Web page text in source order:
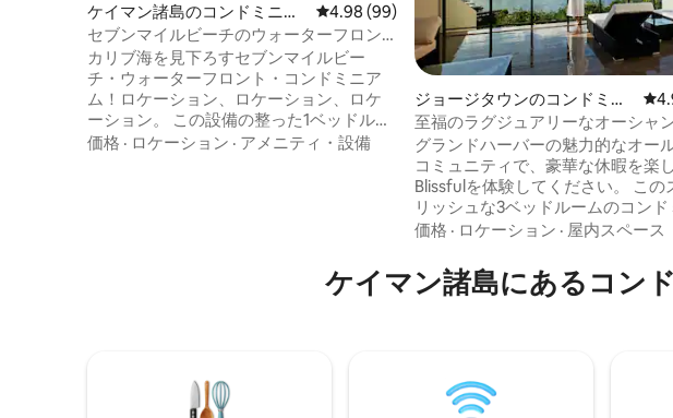
ケイマン諸島のコンドミニア
ム
レビュー99件、5つ星中4.98つ星の平均評価
4.98 (99)
セブンマイルビーチのウォーターフロン
トにある1ベッドのコンドミニアム。隠れ
た名所です！
カリブ海を見下ろすセブンマイルビー
チ・ウォーターフロント・コンドミニア
ム！ロケーション、ロケーション、ロケ
ーション。 この設備の整った1ベッドルー
ムのコンドミニアムに滞在することは、
んびり、シュノーケリング、スキューバ
ダイビング、パドルボードがすべて利用
価格 · ロケーション · アメニティ・設備
ジョージタウンのコンドミニ
アム
レ
至福のラグジュアリーなオーシャ
ントヴィラ、グランドハーバー
グランドハーバーの魅力的なオー
コミュニティで、豪華な休暇を楽
Blissfulを体験してください。 この
リッシュな3ベッドルームのコンド
ムは、モダンな快適さを誇り、設備
シャンビューを備えています。 ス
マーケット、幅広いダイニングオ
クゼーションに来たとしても、私た
価格 · ロケーション · 屋内スペース
ケイマン諸島にあるコン